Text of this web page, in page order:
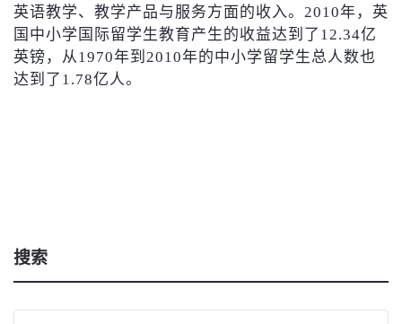
英语教学、教学产品与服务方面的收入。2010年，英
国中小学国际留学生教育产生的收益达到了12.34亿
英镑，从1970年到2010年的中小学留学生总人数也
达到了1.78亿人。
搜索